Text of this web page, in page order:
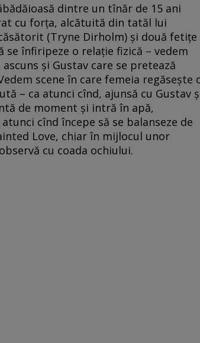
dintre un tînăr de 15 ani
cu forța, alcătuită din tatăl lui
(Tryne Dirholm) și două fetițe
înfiripeze o relație fizică – vedem
și Gustav care se pretează
scene în care femeia regăsește
– ca atunci cînd, ajunsă cu Gustav
de moment și intră în apă,
cînd începe să se balanseze de
Love, chiar în mijlocul unor
cu coada ochiului.